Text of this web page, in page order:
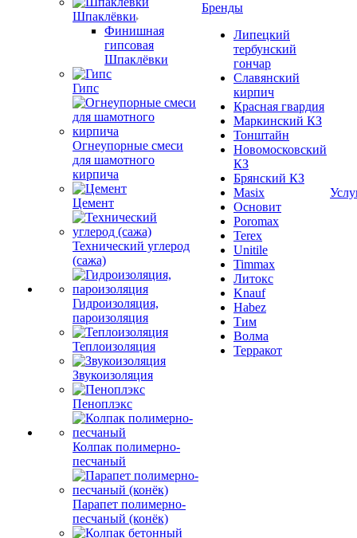
Шпаклёвки
Финишная
гипсовая
Шпаклёвки
Гипс
Огнеупорные смеси
для шамотного
кирпича
Цемент
Технический углерод
(сажа)
Гидроизоляция,
пароизоляция
Теплоизоляция
Звукоизоляция
Пеноплэкс
Колпак полимерно-
песчаный
Парапет полимерно-
песчаный (конёк)
Бренды
Липецкий
тербунский
гончар
Славянский
кирпич
Красная гвардия
Маркинский КЗ
Тонштайн
Новомосковский
КЗ
Брянский КЗ
Masix
Основит
Poromax
Terex
Unitile
Timmax
Литокс
Knauf
Habez
Тим
Волма
Терракот